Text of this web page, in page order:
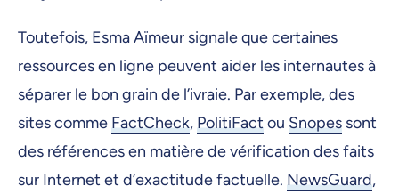
Toutefois, Esma Aïmeur signale que certaines
ressources en ligne peuvent aider les internautes à
séparer le bon grain de l’ivraie. Par exemple, des
sites comme FactCheck, PolitiFactou Snopes sont
des références en matière de vérification des faits
sur Internet et d’exactitude factuelle. NewsGuard,